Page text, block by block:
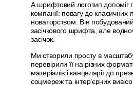
А шрифтовий логотип допоміг
компанії: повагу до класичних
новаторством. Він
засічкового шрифта, але
засічок.
Ми створили просту в
перевірили її на різних
матеріалів і канцелярії до
соцмереж та інтер’єрних